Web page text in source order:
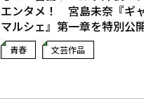
エンタメ！ 宮島未奈『ギ
マルシェ』第一章を特別公
青春 文芸作品